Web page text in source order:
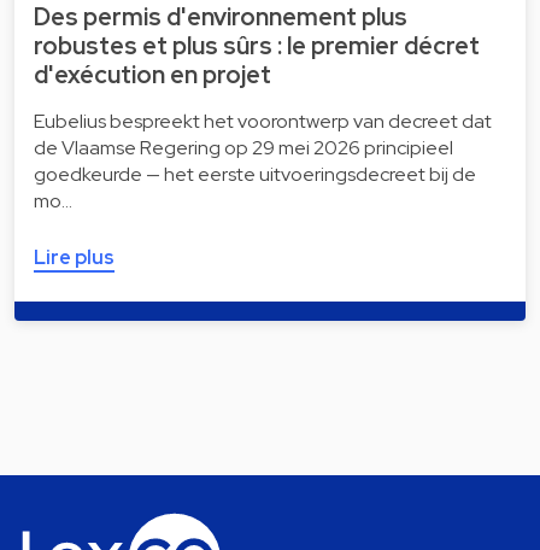
Des permis d'environnement plus
robustes et plus sûrs : le premier décret
d'exécution en projet
Eubelius bespreekt het voorontwerp van decreet dat
de Vlaamse Regering op 29 mei 2026 principieel
goedkeurde — het eerste uitvoeringsdecreet bij de
mo…
Lire plus